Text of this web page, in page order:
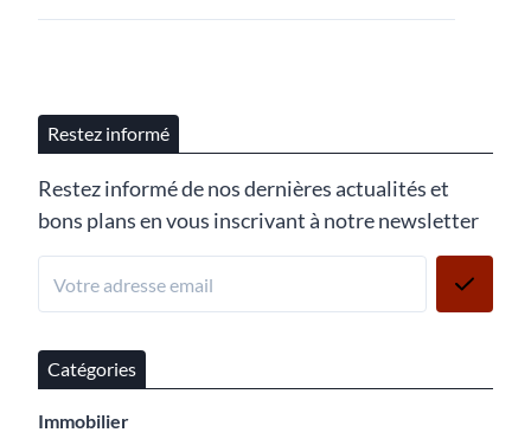
Restez informé
Restez informé de nos dernières actualités et
bons plans en vous inscrivant à notre newsletter
Catégories
Immobilier